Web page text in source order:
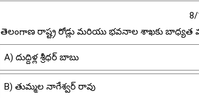
8/
తెలంగాణ రాష్ట్ర రోడ్లు మరియు భవనాల శాఖకు బాధ్యత
A) దుద్దిళ్ల శ్రీధర్ బాబు
B) తుమ్మల నాగేశ్వర్ రావు